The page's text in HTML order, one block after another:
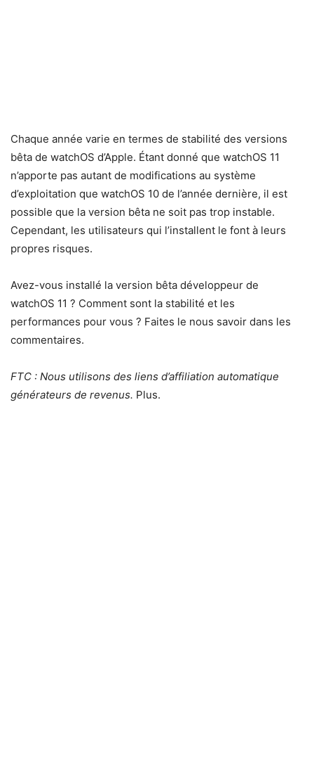
Chaque année varie en termes de stabilité des versions
bêta de watchOS d’Apple. Étant donné que watchOS 11
n’apporte pas autant de modifications au système
d’exploitation que watchOS 10 de l’année dernière, il est
possible que la version bêta ne soit pas trop instable.
Cependant, les utilisateurs qui l’installent le font à leurs
propres risques.
Avez-vous installé la version bêta développeur de
watchOS 11 ? Comment sont la stabilité et les
performances pour vous ? Faites le nous savoir dans les
commentaires.
FTC : Nous utilisons des liens d’affiliation automatique
générateurs de revenus. Plus.